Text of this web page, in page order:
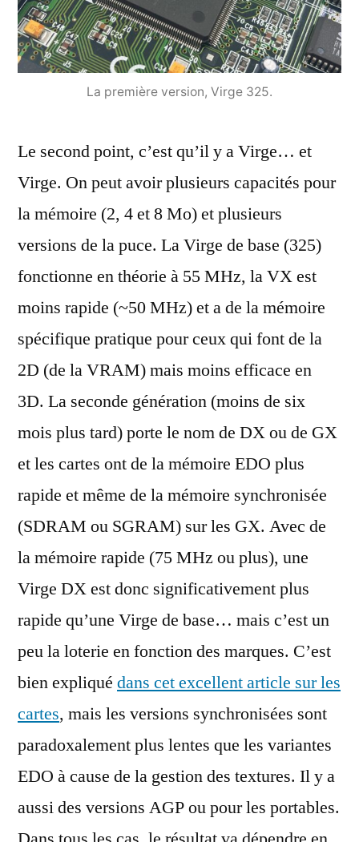
La première version, Virge 325.
Le second point, c’est qu’il y a Virge… et
Virge. On peut avoir plusieurs capacités pour
la mémoire (2, 4 et 8 Mo) et plusieurs
versions de la puce. La Virge de base (325)
fonctionne en théorie à 55 MHz, la VX est
moins rapide (~50 MHz) et a de la mémoire
spécifique pratique pour ceux qui font de la
2D (de la VRAM) mais moins efficace en
3D. La seconde génération (moins de six
mois plus tard) porte le nom de DX ou de GX
et les cartes ont de la mémoire EDO plus
rapide et même de la mémoire synchronisée
(SDRAM ou SGRAM) sur les GX. Avec de
la mémoire rapide (75 MHz ou plus), une
Virge DX est donc significativement plus
rapide qu’une Virge de base… mais c’est un
peu la loterie en fonction des marques. C’est
bien expliqué dans cet excellent article sur les
cartes, mais les versions synchronisées sont
paradoxalement plus lentes que les variantes
EDO à cause de la gestion des textures. Il y a
aussi des versions AGP ou pour les portables.